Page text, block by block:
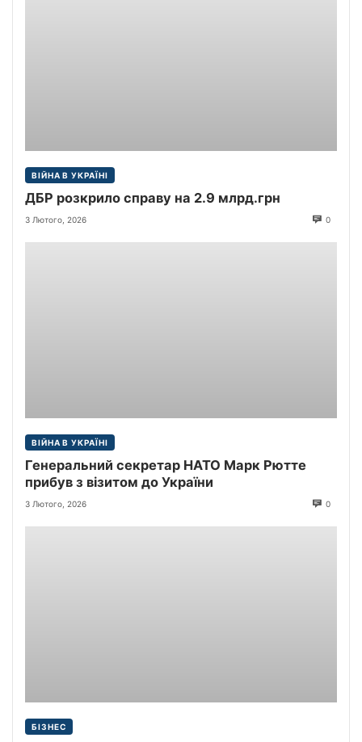
ВІЙНА В УКРАЇНІ
ДБР розкрило справу на 2.9 млрд.грн
3 Лютого, 2026 0
ВІЙНА В УКРАЇНІ
Генеральний секретар НАТО Марк Рютте
прибув з візитом до України
3 Лютого, 2026 0
БІЗНЕС